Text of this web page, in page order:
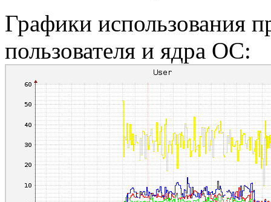
Графики использования
пользователя и ядра ОС: